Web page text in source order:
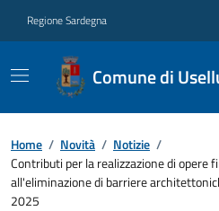
Regione Sardegna
Comune di
Home / Novità / Notizie /
Contributi per la realizzazione di opere
all'eliminazione di barriere
2025